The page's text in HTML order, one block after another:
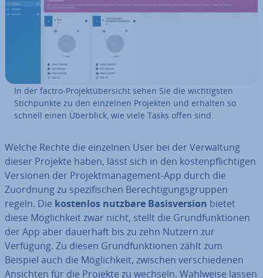
In der factro-Pro­jekt­über­sicht sehen Sie die wich­tigs­ten
Stich­punk­te zu den einzelnen Projekten und erhalten so
schnell einen Überblick, wie viele Tasks offen sind.
Welche Rechte die einzelnen User bei der Ver­wal­tung
dieser Projekte haben, lässt sich in den kos­ten­pflich­ti­gen
Versionen der Pro­jekt­ma­nage­ment-App durch die
Zuordnung zu spe­zi­fi­schen Be­rech­ti­gungs­grup­pen
regeln. Die kostenlos nutzbare Ba­sis­ver­si­on bietet
diese Mög­lich­keit zwar nicht, stellt die Grund­funk­tio­nen
der App aber dauerhaft bis zu zehn Nutzern zur
Verfügung. Zu diesen Grund­funk­tio­nen zählt zum
Beispiel auch die Mög­lich­keit, zwischen ver­schie­de­nen
Ansichten für die Projekte zu wechseln. Wahlweise lassen